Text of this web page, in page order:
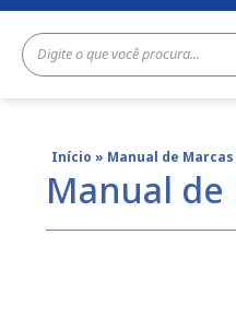
Início » Manual de Marcas
Manual de